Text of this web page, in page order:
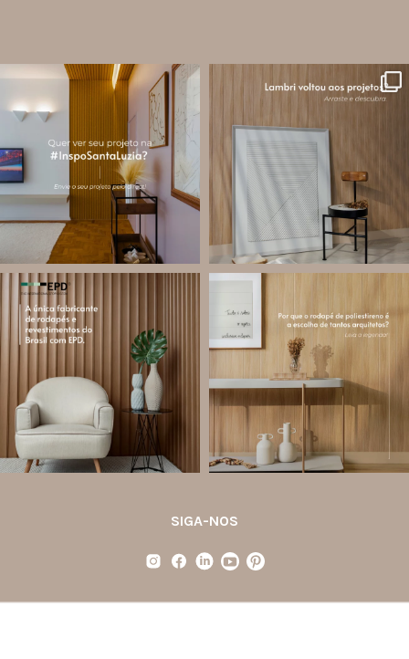
santa.luzia
A #InspoSantaLuzia é um espaço
criado para divulgar projetos que
utilizam produtos Santa Luzia e
valorizar o trabalho de arquitetos,
designers de...
Jul 28
13 0
O lambri é um revestimento versátil
painéis decorativos e diversas
composições para valorizar o
Jul 27
87 8
Você sabe o que é EPD?
A Declaração Ambiental de Produto
(Environmental Product Declaration) é
um documento internacional que
Jul 21
35 1
Os rodapés de poliestireno
conquistaram espaço na arquitetura
porque unem estética, praticidade e
desempenho em um único produto.
Diferente
SIGA-NOS